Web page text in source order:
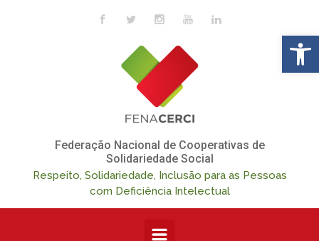
Skip to main content
Federação Nacional de Cooperativas de
Solidariedade Social
Respeito, Solidariedade, Inclusão para as Pessoas
com Deficiência Intelectual